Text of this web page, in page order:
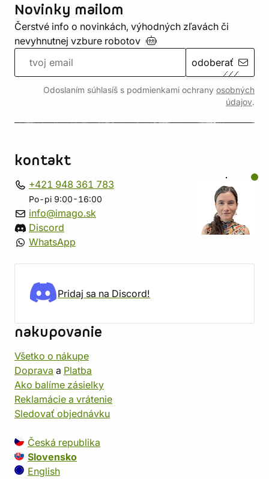
Novinky mailom
Čerstvé info o novinkách, výhodných zľavách či
nevyhnutnej vzbure robotov
odoberať
Odoslaním súhlasíš s podmienkami ochrany osobných
údajov.
kontakt
+421 948 361 783
Po-pi 9:00-16:00
info@imago.sk
Discord
WhatsApp
Pridaj sa na Discord!
nakupovanie
Všetko o nákupe
Doprava a Platba
Ako balíme zásielky
Reklamácie a vrátenie
Sledovať objednávku
Česká republika
Slovensko
English